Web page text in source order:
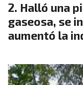
Halló una
gaseosa, se
aumentó la